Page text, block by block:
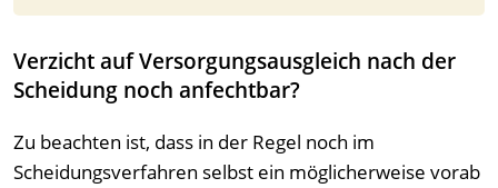
Verzicht auf Versorgungsausgleich nach der
Scheidung noch anfechtbar?
Zu beachten ist, dass in der Regel noch im
Scheidungsverfahren selbst ein möglicherweise vorab